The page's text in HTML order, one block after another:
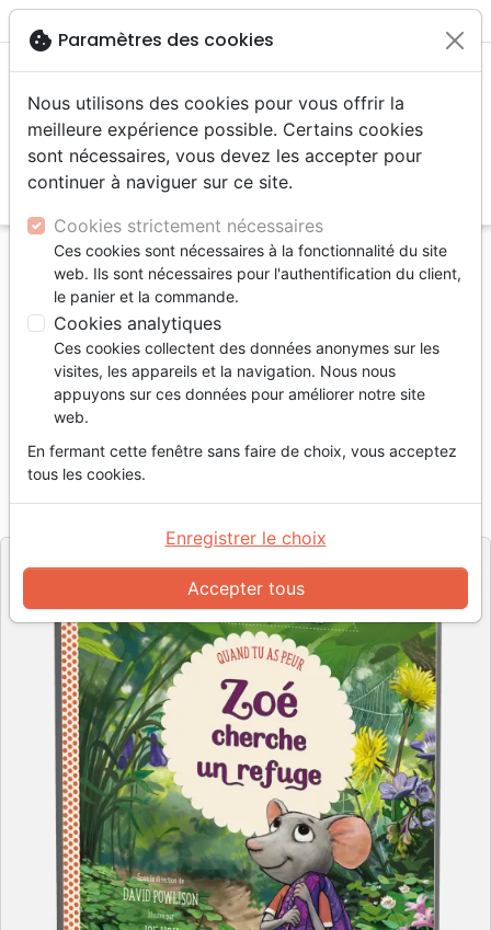
menu
Accueil Livres Enfants 4 à 6 ans
Histoires
Zoé cherche un refuge - Quand tu as peur [Leçons
de vie pour cœurs tendres]
Zoé cherche un refuge
Quand tu as peur [Leçons de vie pour
cœurs tendres]
Auteur :David Powlison| Illustrateur :Joe Hox
cookie Paramètres des cookies
Nous utilisons des cookies pour vous offrir la
meilleure expérience possible. Certains cookies
sont nécessaires, vous devez les accepter pour
continuer à naviguer sur ce site.
Cookies strictement nécessaires
Ces cookies sont nécessaires à la fonctionnalité du site
web. Ils sont nécessaires pour l'authentification du client,
le panier et la commande.
Cookies analytiques
Ces cookies collectent des données anonymes sur les
visites, les appareils et la navigation. Nous nous
appuyons sur ces données pour améliorer notre site
web.
En fermant cette fenêtre sans faire de choix, vous acceptez
tous les cookies.
Accepter tous
Enregistrer le choix